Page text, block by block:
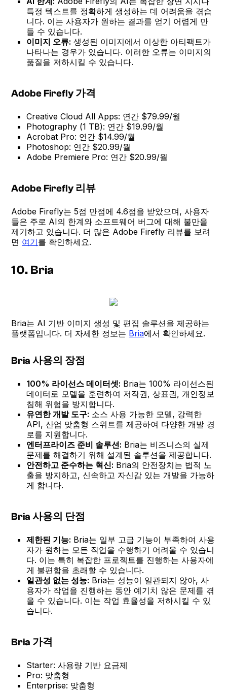
특정 텍스트를 정확하게 생성하는 데 어려움을 겪습
니다. 이는 사용자가 원하는 결과를 얻기 어렵게 만
들 수 있습니다.
이미지 오류: 생성된 이미지에서 이상한 아티팩트가
나타나는 경우가 있습니다. 이러한 오류는 이미지의
품질을 저하시킬 수 있습니다.
Adobe Firefly 가격
Creative Cloud All Apps: 연간 $79.99/월
Photography (1 TB): 연간 $19.99/월
Acrobat Pro: 연간 $14.99/월
Photoshop: 연간 $20.99/월
Adobe Premiere Pro: 연간 $20.99/월
Adobe Firefly 리뷰
Adobe Firefly는 5점 만점에 4.6점을 받았으며, 사용자
들은 주로 AI의 한계와 소프트웨어 버그에 대해 불만을
제기하고 있습니다. 더 많은 Adobe Firefly 리뷰를 보려
면 여기를 확인하세요.
10. Bria
Bria는 AI 기반 이미지 생성 및 편집 솔루션을 제공하는
플랫폼입니다. 더 자세한 정보는 Bria에서 확인하세요.
Bria 사용의 장점
100% 라이선스 데이터셋: Bria는 100% 라이선스된
데이터로 모델을 훈련하여 저작권, 상표권, 개인정보
침해 위험을 방지합니다.
유연한 개발 도구: 소스 사용 가능한 모델, 강력한
API, 산업 맞춤형 스위트를 제공하여 다양한 개발 경
로를 지원합니다.
엔터프라이즈 준비 솔루션: Bria는 비즈니스의 실제
문제를 해결하기 위해 설계된 솔루션을 제공합니다.
안전하고 준수하는 혁신: Bria의 안전장치는 법적 노
출을 방지하고, 신속하고 자신감 있는 개발을 가능하
게 합니다.
Bria 사용의 단점
제한된 기능: Bria는 일부 고급 기능이 부족하여 사용
자가 원하는 모든 작업을 수행하기 어려울 수 있습니
다. 이는 특히 복잡한 프로젝트를 진행하는 사용자에
게 불편함을 초래할 수 있습니다.
일관성 없는 성능: Bria는 성능이 일관되지 않아, 사
용자가 작업을 진행하는 동안 예기치 않은 문제를 겪
을 수 있습니다. 이는 작업 효율성을 저하시킬 수 있
습니다.
Bria 가격
Starter: 사용량 기반 요금제
Pro: 맞춤형
Enterprise: 맞춤형